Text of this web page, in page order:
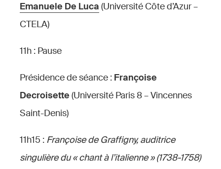
Emanuele De Luca (Université Côte d’Azur –
CTELA)
11h : Pause
Présidence de séance : Françoise
Decroisette (Université Paris 8 – Vincennes
Saint-Denis)
11h15 : Françoise de Graffigny, auditrice
singulière du « chant à l’italienne » (1738-1758)